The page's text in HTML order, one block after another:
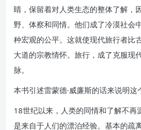
睛，保留着对人类生态的整体了解，
野、体察和同情。他们成了冷漠社会
种宏观的公平。这就使现代旅行者比
大道的宗教情怀。旅行，成了克服现
脉。
本书引述雷蒙德·威廉斯的话来说明这
18世纪以来，人类的同情和了解不再
是来自于人们的漂泊经验。基本的疏